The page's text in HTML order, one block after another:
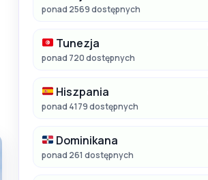
ponad 2569 dostępnych
Tunezja
ponad 720 dostępnych
Hiszpania
ponad 4179 dostępnych
Dominikana
ponad 261 dostępnych